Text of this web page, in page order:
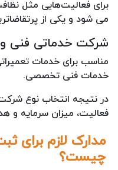
برای فعالیت‌هایی مثل
می شود و یکی از
شرکت خدماتی فنی
مناسب برای خدمات
خدمات فنی تخصصی.
در نتیجه انتخاب نوع
فعالیت، میزان سرمایه
مدارک لازم برای
چیست؟